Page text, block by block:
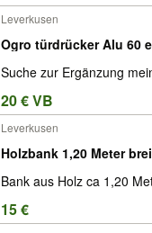
Leverkusen
Ogro türdrücker Alu 60
Suche zur Ergänzung
20 € VB
Leverkusen
Holzbank 1,20 Meter
Bank aus Holz ca 1,20
15 €